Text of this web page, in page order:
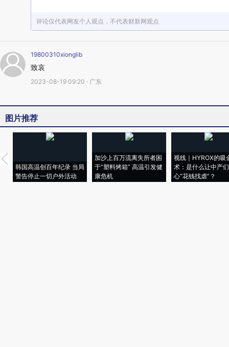
评论仅代表网友个人观点，不代表财新网观点
19800310xionglib
致哀
2023-08-19 09:20 · 广东
图片推荐
韩国高温创百年纪录 当局
警告停止一切户外活动
加沙上百万流离失所者困
于“塑料烤箱” 高温引发健
康危机
视线｜HYROX的吸
术：是什么让中产
心“花钱找虐”？